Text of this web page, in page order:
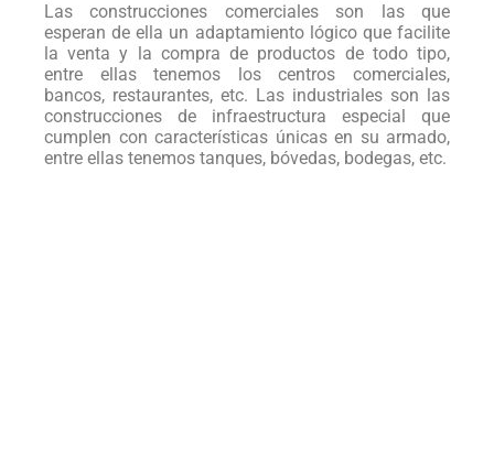
Las construcciones comerciales son las que
esperan de ella un adaptamiento lógico que facilite
la venta y la compra de productos de todo tipo,
entre ellas tenemos los centros comerciales,
bancos, restaurantes, etc. Las industriales son las
construcciones de infraestructura especial que
cumplen con características únicas en su armado,
entre ellas tenemos tanques, bóvedas, bodegas, etc.